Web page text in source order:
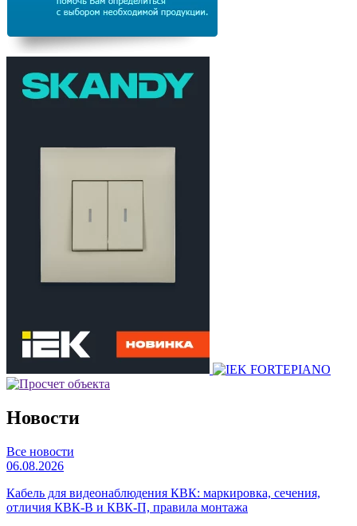
Новости
Все новости
06.08.2026
Кабель для видеонаблюдения КВК: маркировка, сечения,
отличия КВК-В и КВК-П, правила монтажа